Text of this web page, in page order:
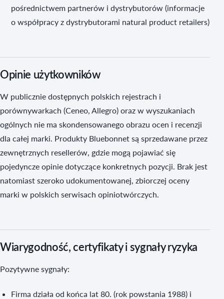
pośrednictwem partnerów i dystrybutorów (informacje
o współpracy z dystrybutorami natural product retailers)
Opinie użytkowników
W publicznie dostępnych polskich rejestrach i
porównywarkach (Ceneo, Allegro) oraz w wyszukaniach
ogólnych nie ma skondensowanego obrazu ocen i recenzji
dla całej marki. Produkty Bluebonnet są sprzedawane przez
zewnętrznych resellerów, gdzie mogą pojawiać się
pojedyncze opinie dotyczące konkretnych pozycji. Brak jest
natomiast szeroko udokumentowanej, zbiorczej oceny
marki w polskich serwisach opiniotwórczych.
Wiarygodność, certyfikaty i sygnały ryzyka
Pozytywne sygnały:
Firma działa od końca lat 80. (rok powstania 1988) i